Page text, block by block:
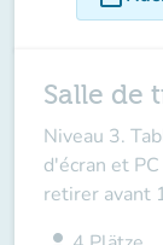
Salle de
Niveau 3.
d'écran et
retirer avant